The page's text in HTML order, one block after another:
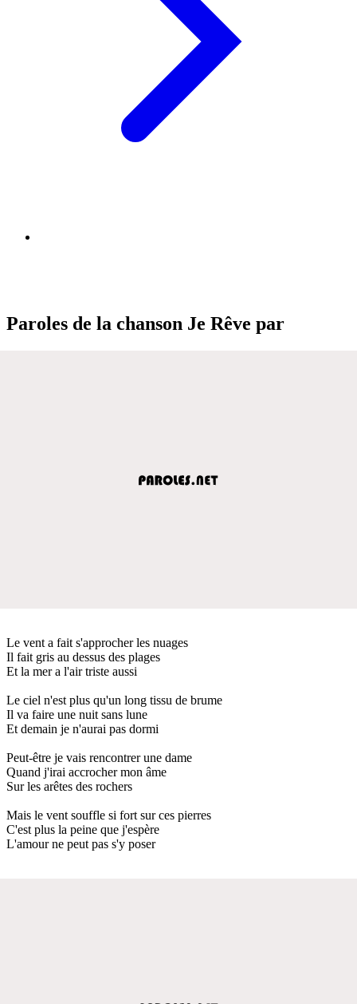
Paroles de la chanson Je Rêve par
Le vent a fait s'approcher les nuages
Il fait gris au dessus des plages
Et la mer a l'air triste aussi
Le ciel n'est plus qu'un long tissu de brume
Il va faire une nuit sans lune
Et demain je n'aurai pas dormi
Peut-être je vais rencontrer une dame
Quand j'irai accrocher mon âme
Sur les arêtes des rochers
Mais le vent souffle si fort sur ces pierres
C'est plus la peine que j'espère
L'amour ne peut pas s'y poser